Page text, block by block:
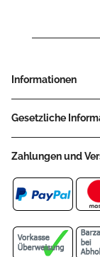
Informationen
Gesetzliche
Zahlungen und